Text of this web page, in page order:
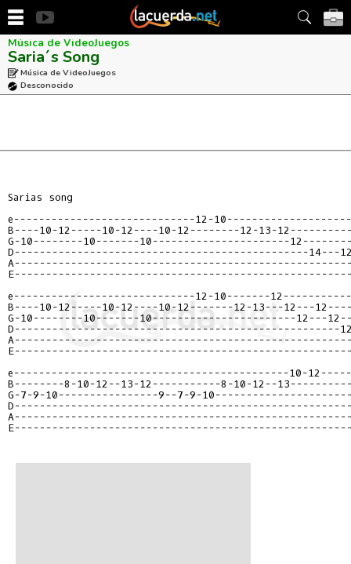
Música de VideoJuegos
Saria´s Song
Música de VideoJuegos
Desconocido
Sarias song
e-----------------------------12-
B----10-12-----10-12----10-12--------12-13-
G-10--------10-------10----------------------
D-----------------------------------------------14---
e-----------------------------12-10-------
B----10-12-----10-12----10-12-------12-13---12---
G-10--------10-------10-----------------------12---
D----------------------------------------------------
e--------------------------------------------10-
B--------8-10-12--13-12-----------8-10-12--
G-7-9-10----------------9--7-9-